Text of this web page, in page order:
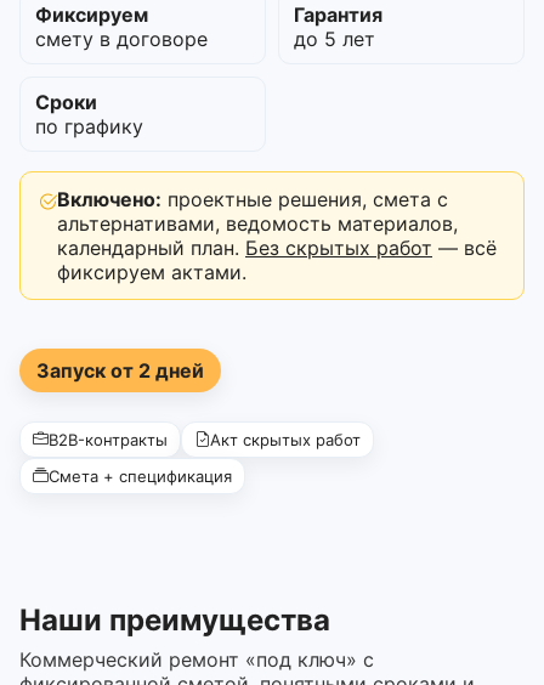
Фиксируем
смету в договоре
Гарантия
до 5 лет
Сроки
по графику
Включено: проектные решения, смета с
альтернативами, ведомость материалов,
календарный план. Без скрытых работ — всё
фиксируем актами.
Запуск от 2 дней
B2B-контракты
Акт скрытых работ
Смета + спецификация
Наши преимущества
Коммерческий ремонт «под ключ» с